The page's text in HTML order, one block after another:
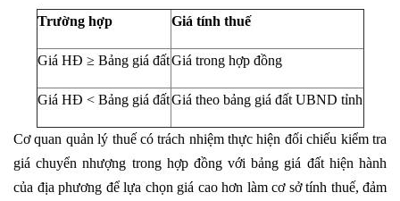
Trường hợp Giá tính thuế
Giá HĐ ≥ Bảng giá đấtGiá trong hợp đồng
Giá HĐ < Bảng giá đấtGiá theo bảng giá đất UBND tỉnh
Cơ quan quản lý thuế có trách nhiệm thực hiện đối chiếu kiểm tra
giá chuyển nhượng trong hợp đồng với bảng giá đất hiện hành
của địa phương để lựa chọn giá cao hơn làm cơ sở tính thuế, đảm